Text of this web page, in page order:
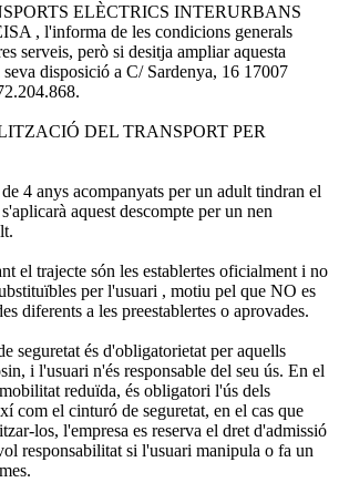
ELÈCTRICS INTERURBANS
, l'informa de les condicions generals
serveis, però si desitja ampliar aquesta
disposició a C/ Sardenya, 16 17007
DEL TRANSPORT PER
4 anys acompanyats per un adult tindran el
aquest descompte per un nen
el trajecte són les establertes oficialment i no
per l'usuari , motiu pel que NO es
diferents a les preestablertes o aprovades.
seguretat és d'obligatorietat per aquells
i l'usuari n'és responsable del seu ús. En el
reduïda, és obligatori l'ús dels
com el cinturó de seguretat, en el cas que
los, l'empresa es reserva el dret d'admissió
responsabilitat si l'usuari manipula o fa un